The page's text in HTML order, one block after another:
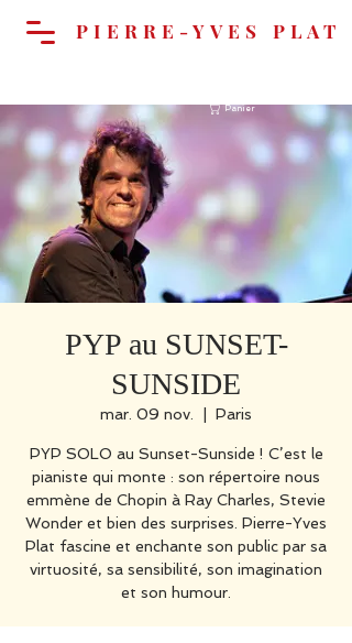
Panier
PIERRE-YVES PLAT
PYP au SUNSET-
SUNSIDE
mar. 09 nov. Paris
PYP SOLO au Sunset-Sunside ! C’est le
pianiste qui monte : son répertoire nous
emmène de Chopin à Ray Charles, Stevie
Wonder et bien des surprises. Pierre-Yves
Plat fascine et enchante son public par sa
virtuosité, sa sensibilité, son imagination
et son humour.